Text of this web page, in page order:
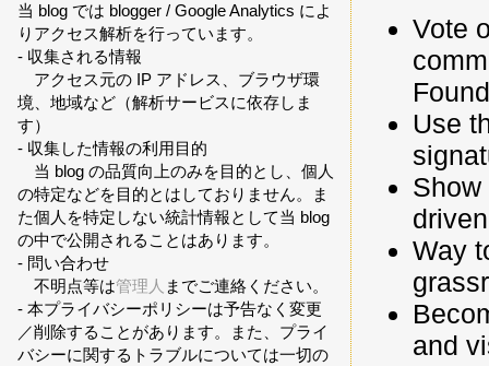
Vote
Use
Way
and
当 blog では blogger / Google Analytics によ
りアクセス解析を行っています。
- 収集される情報
アクセス元の IP アドレス、ブラウザ環
境、地域など（解析サービスに依存しま
す）
- 収集した情報の利用目的
当 blog の品質向上のみを目的とし、個人
の特定などを目的とはしておりません。ま
た個人を特定しない統計情報として当 blog
の中で公開されることはあります。
- 問い合わせ
不明点等は管理人 までご連絡ください。
- 本プライバシーポリシーは予告なく変更
／削除することがあります。また、プライ
バシーに関するトラブルについては一切の